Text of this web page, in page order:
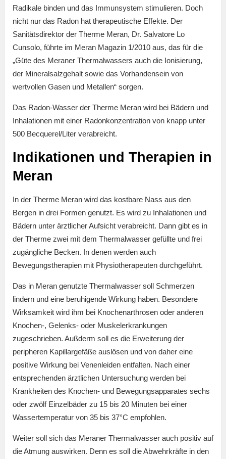
Radikale binden und das Immunsystem stimulieren. Doch
nicht nur das Radon hat therapeutische Effekte. Der
Sanitätsdirektor der Therme Meran, Dr. Salvatore Lo
Cunsolo, führte im Meran Magazin 1/2010 aus, das für die
„Güte des Meraner Thermalwassers auch die Ionisierung,
der Mineralsalzgehalt sowie das Vorhandensein von
wertvollen Gasen und Metallen“ sorgen.
Das Radon-Wasser der Therme Meran wird bei Bädern und
Inhalationen mit einer Radonkonzentration von knapp unter
500 Becquerel/Liter verabreicht.
Indikationen und Therapien in
Meran
In der Therme Meran wird das kostbare Nass aus den
Bergen in drei Formen genutzt. Es wird zu Inhalationen und
Bädern unter ärztlicher Aufsicht verabreicht. Dann gibt es in
der Therme zwei mit dem Thermalwasser gefüllte und frei
zugängliche Becken. In denen werden auch
Bewegungstherapien mit Physiotherapeuten durchgeführt.
Das in Meran genutzte Thermalwasser soll Schmerzen
lindern und eine beruhigende Wirkung haben. Besondere
Wirksamkeit wird ihm bei Knochenarthrosen oder anderen
Knochen-, Gelenks- oder Muskelerkrankungen
zugeschrieben. Außderm soll es die Erweiterung der
peripheren Kapillargefäße auslösen und von daher eine
positive Wirkung bei Venenleiden entfalten. Nach einer
entsprechenden ärztlichen Untersuchung werden bei
Krankheiten des Knochen- und Bewegungsapparates sechs
oder zwölf Einzelbäder zu 15 bis 20 Minuten bei einer
Wassertemperatur von 35 bis 37°C empfohlen.
Weiter soll sich das Meraner Thermalwasser auch positiv auf
die Atmung auswirken. Denn es soll die Abwehrkräfte in den